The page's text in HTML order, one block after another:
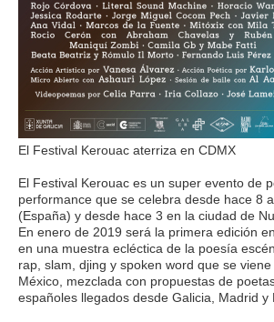
El Festival Kerouac aterriza en CDMX
El Festival Kerouac es un super evento de
performance que se celebra desde hace 8
(España) y desde hace 3 en la ciudad de
En enero de 2019 será la primera edición
en una muestra ecléctica de la poesía
rap, slam, djing y spoken word que se
México, mezclada con propuestas de
españoles llegados desde Galicia, Madrid y